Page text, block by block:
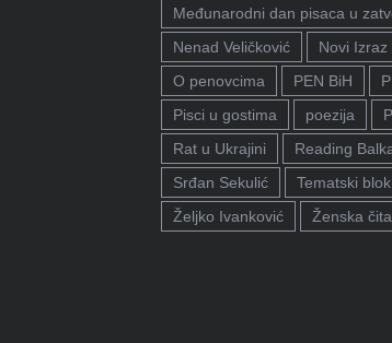
Međunarodni dan pisaca u
Nenad Veličković
Novi Izraz
O penovcima
PEN BiH
Pisci u gostima
poezija
Rat u Ukrajini
Reading
Srđan Sekulić
Tematski
Željko Ivanković
Ženska